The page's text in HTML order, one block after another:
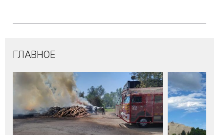
ГЛАВНОЕ